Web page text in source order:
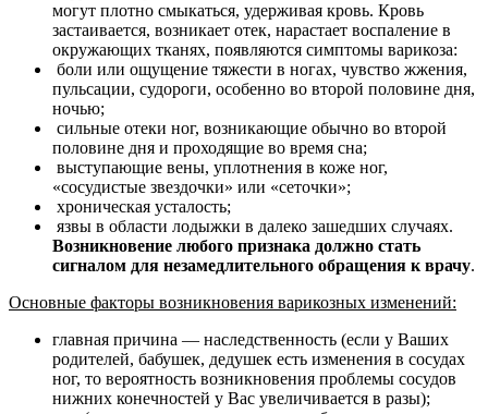
могут плотно смыкаться, удерживая кровь. Кровь
застаивается, возникает отек, нарастает воспаление в
окружающих тканях, появляются симптомы варикоза:
боли или ощущение тяжести в ногах, чувство жжения,
пульсации, судороги, особенно во второй половине дня,
ночью;
сильные отеки ног, возникающие обычно во второй
половине дня и проходящие во время сна;
выступающие вены, уплотнения в коже ног,
«сосудистые звездочки» или «сеточки»;
хроническая усталость;
язвы в области лодыжки в далеко зашедших случаях.
Возникновение любого признака должно стать
сигналом для незамедлительного обращения к врачу.
Основные факторы возникновения варикозных изменений:
главная причина — наследственность (если у Ваших
родителей, бабушек, дедушек есть изменения в сосудах
ног, то вероятность возникновения проблемы сосудов
нижних конечностей у Вас увеличивается в разы);